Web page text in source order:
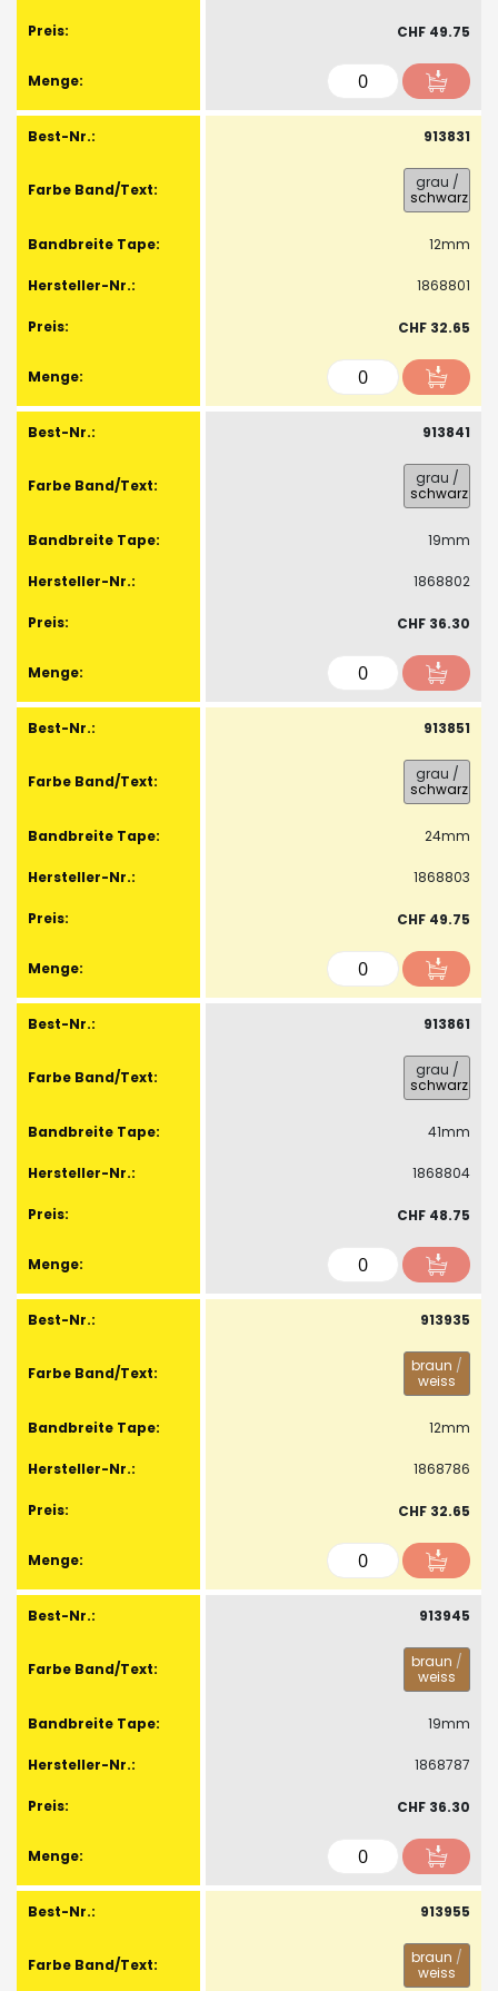
CHF 49.75
913831
grau /
schwarz
12mm
1868801
CHF 32.65
913841
grau /
schwarz
19mm
1868802
CHF 36.30
913851
grau /
schwarz
24mm
1868803
CHF 49.75
913861
grau /
schwarz
41mm
1868804
CHF 48.75
913935
braun /
weiss
12mm
1868786
CHF 32.65
913945
braun /
weiss
19mm
1868787
CHF 36.30
913955
braun /
weiss